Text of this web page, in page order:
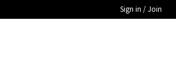
Sign in / Join